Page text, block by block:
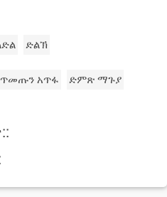
ድልኽ
አጥፋ
ድምጽ ማጉያ